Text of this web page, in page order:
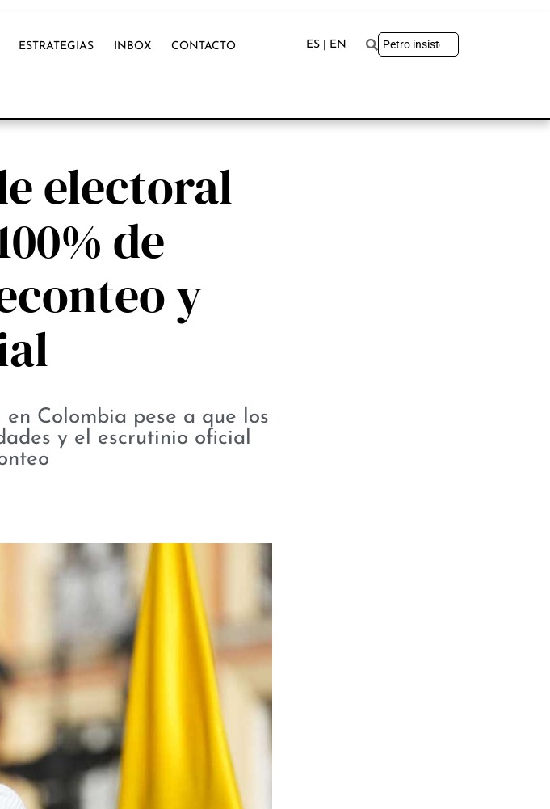
ESTRATEGIAS INBOX CONTACTO ES | EN
electoral
de
y
Colombia pese a que los
y el escrutinio oficial